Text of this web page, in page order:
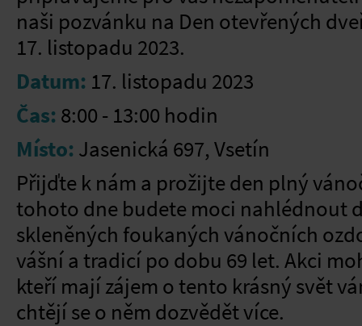
naši pozvánku na Den otevřených
17. listopadu 2023.
Datum: 17. listopadu 2023
Čas: 8:00 - 13:00 hodin
Místo: Jasenická 697, Vsetín
Přijďte k nám a prožijte den plný
tohoto dne budete moci nahlédnout
skleněných foukaných vánočních
vášní a tradicí po dobu 69 let. Akci
kteří mají zájem o tento krásný svět
chtějí se o něm dozvědět více.